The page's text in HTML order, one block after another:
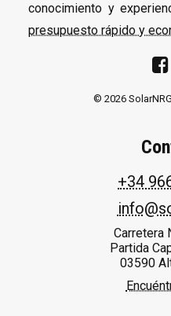
conocimiento y
presupuesto rápido y
© 2026
+34
Carretera
Partida
03590